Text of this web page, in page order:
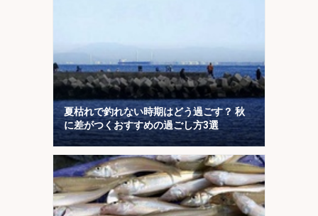
夏枯れで釣れない時期はどう過ごす？ 秋
に差がつくおすすめの過ごし方3選